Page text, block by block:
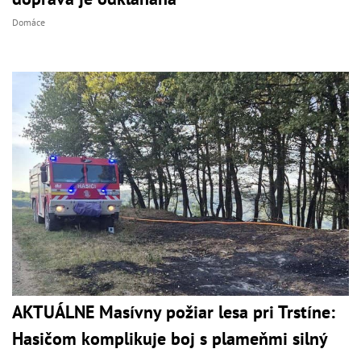
Domáce
AKTUÁLNE Masívny požiar lesa pri Trstíne:
Hasičom komplikuje boj s plameňmi silný